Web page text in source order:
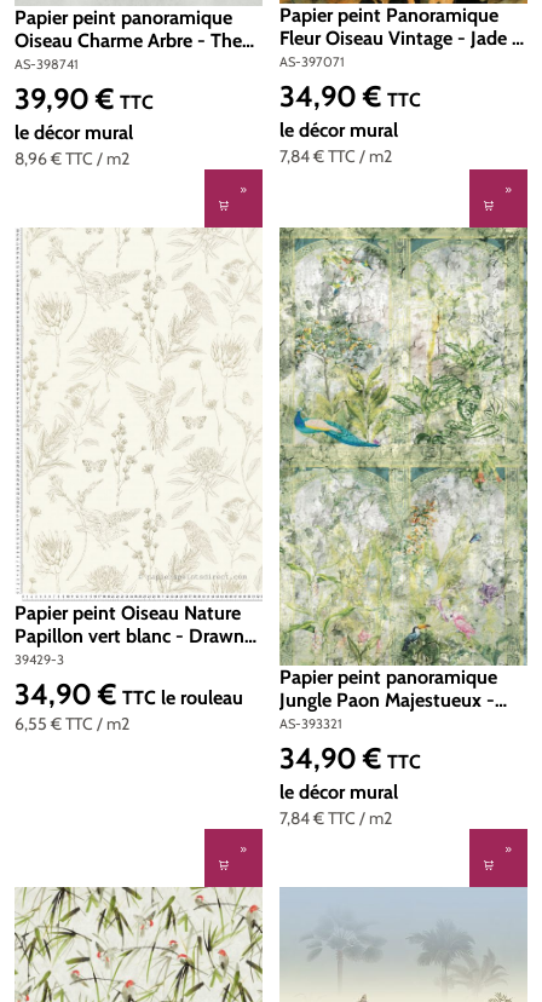
Papier peint panoramique
Oiseau Charme Arbre - The
Wall 3 d'A.S. Création | Réf.
AS-398741
AS-398741
8,96 €TTC / m2
Prix régulier :
39,90 € TTC
le décor mural
Papier peint Panoramique
Fleur Oiseau Vintage - Jade 2
d'A.S. Création | Réf. AS-
397071
AS-397071
7,84 €TTC / m2
Prix régulier :
34,90 € TTC
le décor mural
Papier peint Oiseau Nature
Papillon vert blanc - Drawn
Into Nature de Livingwalls |
Réf. 39429-3
39429-3
6,55 €TTC / m2
Prix régulier :
34,90 € TTC le rouleau
Papier peint panoramique
Jungle Paon Majestueux -
The Wall 2 d'A.S. Création |
Réf. AS-393321
AS-393321
7,84 €TTC / m2
Prix régulier :
34,90 € TTC
le décor mural